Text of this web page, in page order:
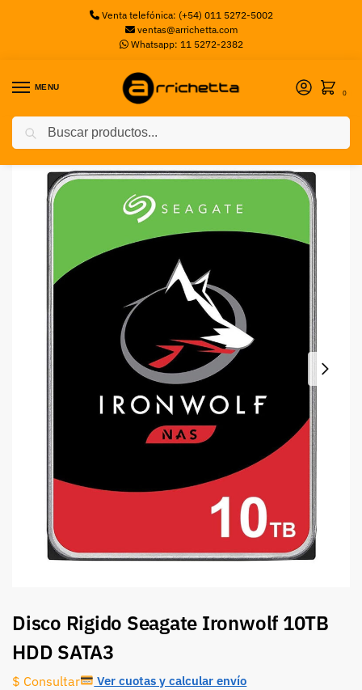
Venta telefónica: (+54) 011 5272-5002
ventas@arrichetta.com
Whatsapp: 11 5272-2382
MENU
0
Inicio Discos Mecanicos / Disco Rigido Seagate Ironwolf 10TB HDD SATA3
Disco Rigido Seagate Ironwolf 10TB
HDD SATA3
$ Consultar Ver cuotas y calcular envío